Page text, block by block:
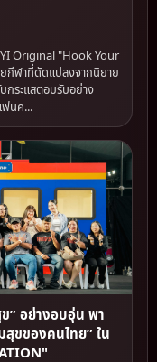
Original "Hook Your
กีฬาที่ดัดแปลงจากนิยาย
กระแสตอบรับอย่าง
ฟนค...
” อย่างอบอุ่น พา
ขของคนไทย” ใน